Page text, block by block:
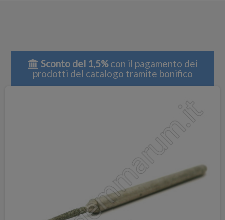
Sconto del 1,5%con il pagamento dei
prodotti del catalogo tramite bonifico